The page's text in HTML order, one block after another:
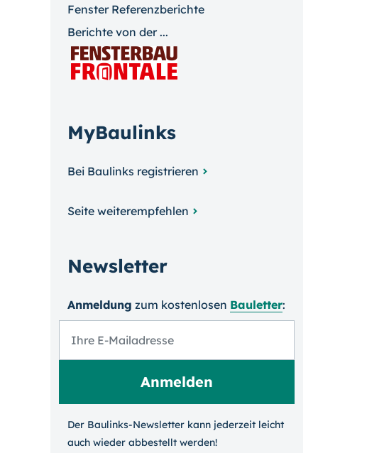
Fenster Referenzberichte
Berichte von der ...
MyBaulinks
Bei Baulinks registrieren
Seite weiterempfehlen
Newsletter
Anmeldung zum kosten­losen Bauletter:
Der Baulinks-Newsletter kann jeder­zeit leicht
auch wieder ab­bestellt werden!